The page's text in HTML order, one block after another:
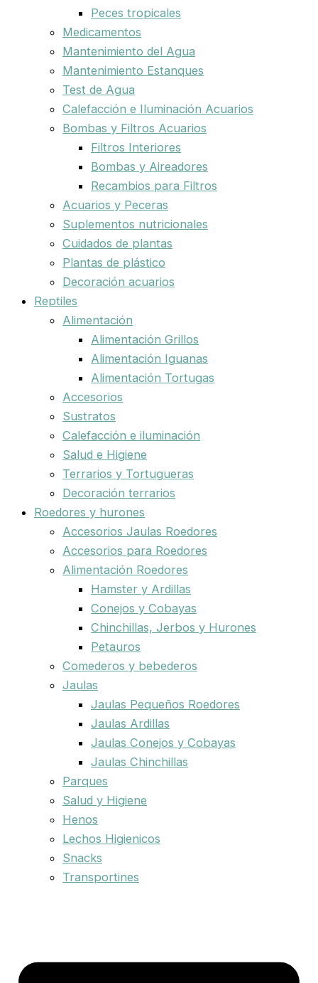
Peces tropicales
Medicamentos
Mantenimiento del Agua
Mantenimiento Estanques
Test de Agua
Calefacción e Iluminación Acuarios
Bombas y Filtros Acuarios
Filtros Interiores
Bombas y Aireadores
Recambios para Filtros
Acuarios y Peceras
Suplementos nutricionales
Cuidados de plantas
Plantas de plástico
Decoración acuarios
Reptiles
Alimentación
Alimentación Grillos
Alimentación Iguanas
Alimentación Tortugas
Accesorios
Sustratos
Calefacción e iluminación
Salud e Higiene
Terrarios y Tortugueras
Decoración terrarios
Roedores y hurones
Accesorios Jaulas Roedores
Accesorios para Roedores
Alimentación Roedores
Hamster y Ardillas
Conejos y Cobayas
Chinchillas, Jerbos y Hurones
Petauros
Comederos y bebederos
Jaulas
Jaulas Pequeños Roedores
Jaulas Ardillas
Jaulas Conejos y Cobayas
Jaulas Chinchillas
Parques
Salud y Higiene
Henos
Lechos Higienicos
Snacks
Transportines